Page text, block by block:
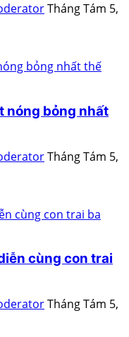
Tháng Tám 5,
nóng bỏng nhất
Tháng Tám 5,
cùng con trai
Tháng Tám 5,